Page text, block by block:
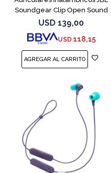
Soundgear Clip Open Sound
Blanc
USD 139,00
USD 118,15